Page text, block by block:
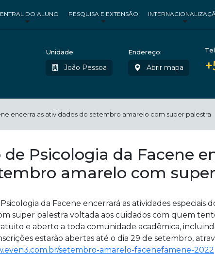
DO ALUNO PESQUISA E EXTENSÃO
Unidade:
João Pessoa
Endereço:
Abrir mapa
encerra as atividades do setembro amarelo com super palestra
de Psicologia da Facene
amarelo com
da Facene encerrará as atividades especiais
super palestra voltada aos cuidados com quem
e aberto a toda comunidade acadêmica,
estarão abertas até o dia 29 de setembro,
setembro-amarelo-facenefamene-2022